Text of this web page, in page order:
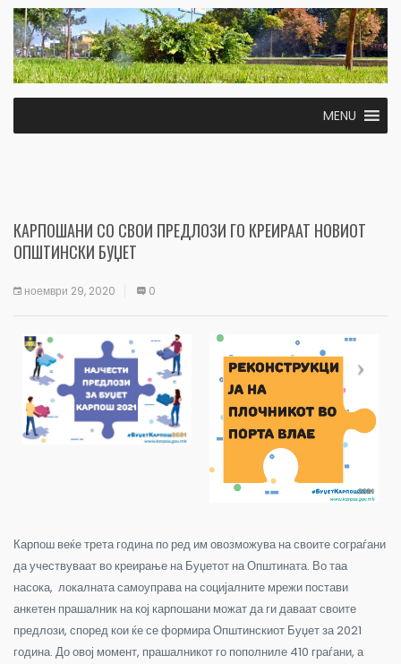
MENU
КАРПОШАНИ СО СВОИ ПРЕДЛОЗИ ГО КРЕИРААТ НОВИОТ
ОПШТИНСКИ БУЏЕТ
ноември 29, 2020 0
Карпош веќе трета година по ред им овозможува на своите сограѓани
да учествуваат во креирање на Буџетот на Општината. Во таа
насока, локалната самоуправа на социјалните мрежи постави
анкетен прашалник на кој карпошани можат да ги даваат своите
предлози, според кои ќе се формира Општинскиот Буџет за 2021
година. До овој момент, прашалникот го пополниле 410 граѓани, а